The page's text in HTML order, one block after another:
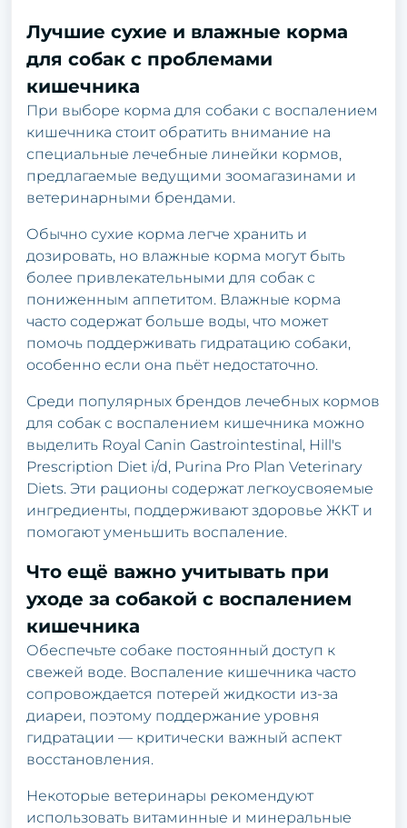
Лучшие сухие и влажные корма
для собак с проблемами
кишечника
При выборе корма для собаки с воспалением
кишечника стоит обратить внимание на
специальные лечебные линейки кормов,
предлагаемые ведущими зоомагазинами и
ветеринарными брендами.
Обычно сухие корма легче хранить и
дозировать, но влажные корма могут быть
более привлекательными для собак с
пониженным аппетитом. Влажные корма
часто содержат больше воды, что может
помочь поддерживать гидратацию собаки,
особенно если она пьёт недостаточно.
Среди популярных брендов лечебных кормов
для собак с воспалением кишечника можно
выделить Royal Canin Gastrointestinal, Hill's
Prescription Diet i/d, Purina Pro Plan Veterinary
Diets. Эти рационы содержат легкоусвояемые
ингредиенты, поддерживают здоровье ЖКТ и
помогают уменьшить воспаление.
Что ещё важно учитывать при
уходе за собакой с воспалением
кишечника
Обеспечьте собаке постоянный доступ к
свежей воде. Воспаление кишечника часто
сопровождается потерей жидкости из-за
диареи, поэтому поддержание уровня
гидратации — критически важный аспект
восстановления.
Некоторые ветеринары рекомендуют
использовать витаминные и минеральные